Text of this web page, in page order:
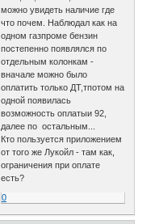
можно увидеть наличие где
что почем. Наблюдал как на
одном газпроме бензин
постепенно появлялся по
отдельным колонкам -
вначале можно было
оплатить только ДТ,тпотом на
одной появилась
возможность оплатыи 92,
далее по остальным...
Кто пользуется приложением
от того же Лукойл - там как,
ограничения при оплате
есть?
0